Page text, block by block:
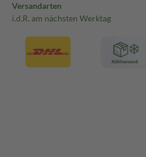
Versandarten
i.d.R. am nächsten Werktag